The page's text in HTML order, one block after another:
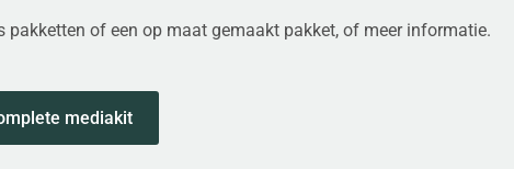
of een op maat gemaakt pakket, of meer informatie.
mediakit